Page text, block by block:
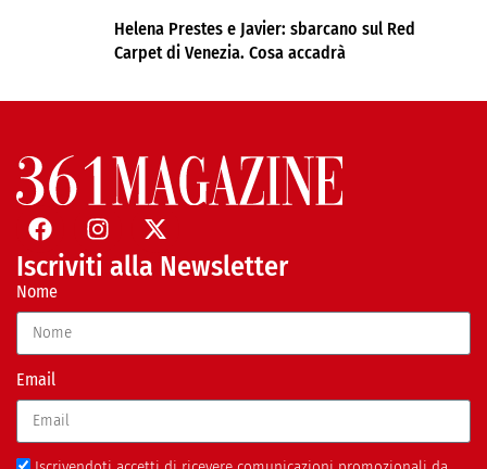
Helena Prestes e Javier: sbarcano sul Red
Carpet di Venezia. Cosa accadrà
Iscriviti alla Newsletter
Nome
Email